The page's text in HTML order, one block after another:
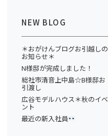
NEW BLOG
＊おがけんブログお引越しの
お知らせ＊
N様邸が完成しました！
総社市清音上中島☆B様邸お
引渡し
広谷モデルハウス＊秋のイベ
ント
最近の新入社員